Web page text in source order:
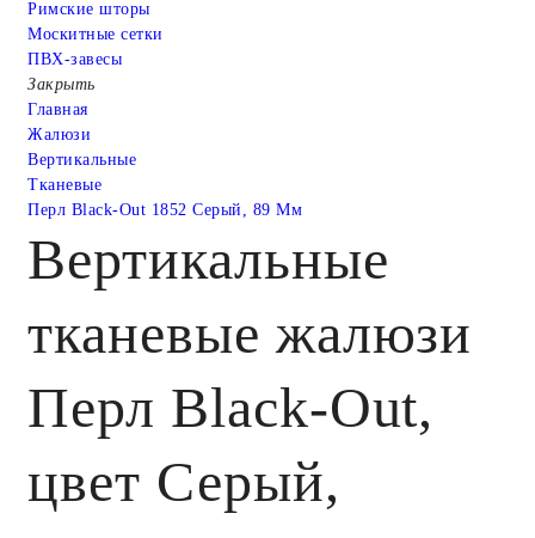
Римские шторы
Москитные сетки
ПВХ-завесы
Закрыть
Главная
Жалюзи
Вертикальные
Тканевые
Перл Black-Out 1852 Серый, 89 Мм
Вертикальные
тканевые жалюзи
Перл Black-Out,
цвет Серый,